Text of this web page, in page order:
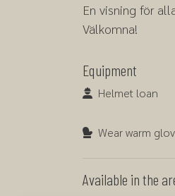
En visning för
Välkomna!
Equipment
Helmet loan
Helmet loan
Wear warm gloves
Wear warm
Available in the